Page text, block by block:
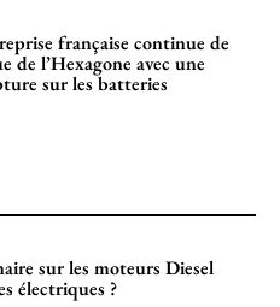
française continue de
de l’Hexagone avec une
sur les batteries
sur les moteurs Diesel
électriques ?